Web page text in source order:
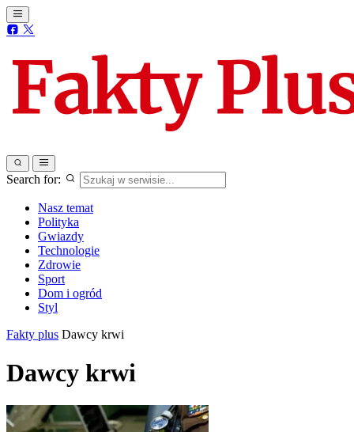
Search for:
Nasz temat
Polityka
Gwiazdy
Technologie
Zdrowie
Sport
Dom i ogród
Styl
Fakty plus Dawcy krwi
Dawcy krwi